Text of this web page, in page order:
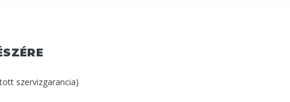
szervizgarancia)